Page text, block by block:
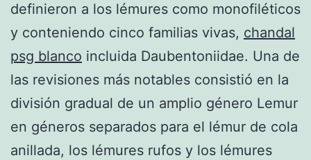
definieron a los lémures como monofiléticos
y conteniendo cinco familias vivas, chandal
psg blanco incluida Daubentoniidae. Una de
las revisiones más notables consistió en la
división gradual de un amplio género Lemur
en géneros separados para el lémur de cola
anillada, los lémures rufos y los lémures